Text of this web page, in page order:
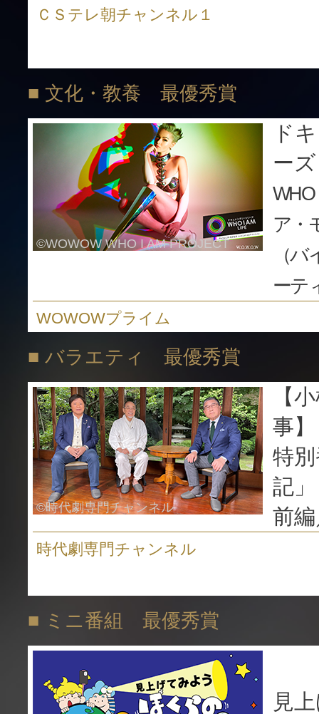
ＣＳテレ朝チャンネル１
■ 文化・教養 最優秀賞
©WOWOW WHO I AM PROJECT
ド
ーズ
ア・
（
ーテ
WOWOWプライム
■ バラエティ 最優秀賞
©時代劇専門チャンネル
【
事】
特
記」
前
時代劇専門チャンネル
■ ミニ番組 最優秀賞
見